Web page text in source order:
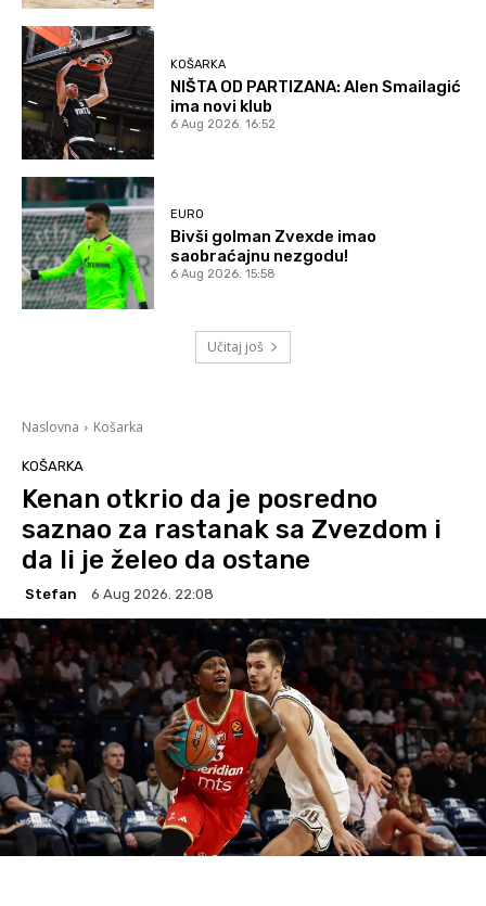
KOŠARKA
NIŠTA OD PARTIZANA: Alen Smailagić
ima novi klub
6 Aug 2026. 16:52
EURO
Bivši golman Zvexde imao
saobraćajnu nezgodu!
6 Aug 2026. 15:58
Učitaj još